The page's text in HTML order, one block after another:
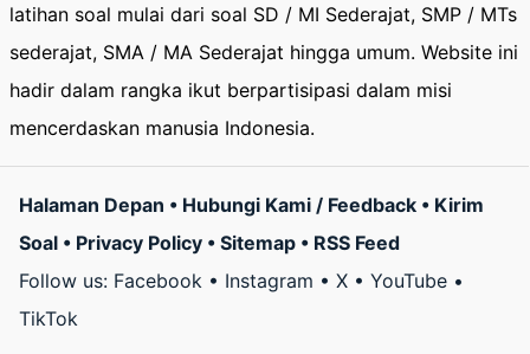
latihan soal mulai dari soal SD / MI Sederajat, SMP / MTs
sederajat, SMA / MA Sederajat hingga umum. Website ini
hadir dalam rangka ikut berpartisipasi dalam misi
mencerdaskan manusia Indonesia.
Halaman Depan • Hubungi Kami / Feedback • Kirim
Soal • Privacy Policy • Sitemap • RSS Feed
Follow us: Facebook • Instagram • X • YouTube •
TikTok